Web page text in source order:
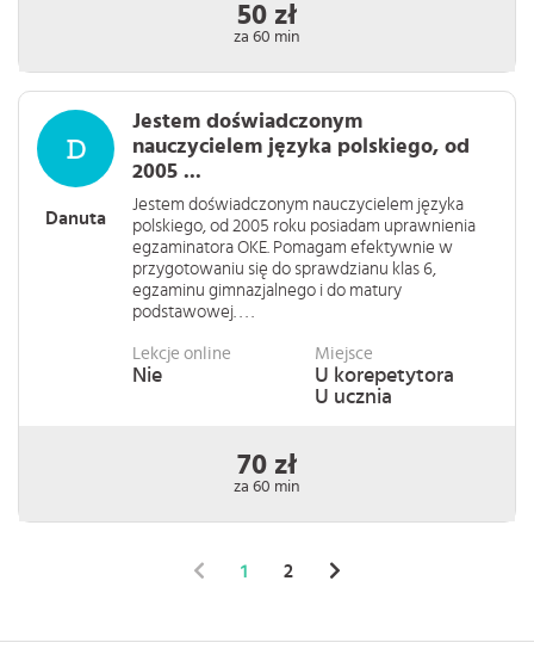
50 zł
za 60 min
Danuta
Jestem doświadczonym
nauczycielem języka polskiego, od
2005 ...
Jestem doświadczonym nauczycielem języka
polskiego, od 2005 roku posiadam uprawnienia
egzaminatora OKE. Pomagam efektywnie w
przygotowaniu się do sprawdzianu klas 6,
egzaminu gimnazjalnego i do matury
podstawowej. . . .
Lekcje online
Nie
Miejsce
U korepetytora
U ucznia
70 zł
za 60 min
1 2